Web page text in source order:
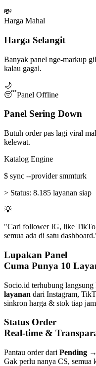
💸
Harga Mahal
Harga Selangit
Banyak panel nge-markup
kalau gagal.
🌙
😴Panel Offline
Panel Sering Down
Butuh order pas lagi viral
kelewat.
Katalog Engine
$ sync --provider smmturk
> Status: 8.185 layanan siap
💡
"Cari follower IG, like
semua ada di satu
Lupakan Panel
Cuma Punya 10
Socio.id terhubung langsung
layanan dari Instagram,
sinkron harga & stok tiap
Status Order
Real-time &
Pantau order dari Pending
Gak perlu nanya CS, semua